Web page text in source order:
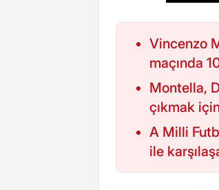
Vincenzo
maçında
Montella,
çıkmak
A Milli
ile